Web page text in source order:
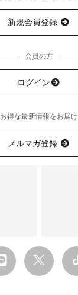
新規会員登録
会員の方
ログイン
お得な最新情報をお届け
メルマガ登録